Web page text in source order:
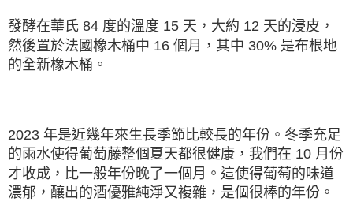
發酵在華氏 84 度的溫度 15 天，大約 12 天的浸皮，
然後置於法國橡木桶中 16 個⽉，其中 30% 是布根地
的全新橡木桶。
2023 年是近幾年來生⻑季節比較⻑的年份。冬季充⾜
的雨水使得葡萄藤整個夏天都很健康，我們在 10 ⽉份
才收成，比⼀般年份晚了⼀個⽉。這使得葡萄的味道
濃郁，釀出的酒優雅純淨⼜複雜，是個很棒的年份。